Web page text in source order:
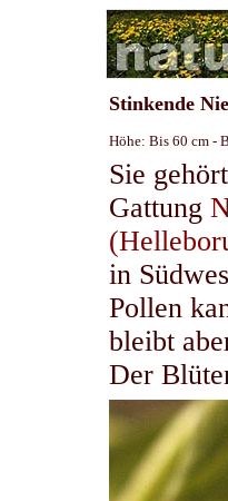
Stinkende
Höhe: Bis 60 cm -
Sie
Gattung
in
Pollen
bleibt
Der